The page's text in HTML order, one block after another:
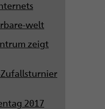
welt
zeigt
2017